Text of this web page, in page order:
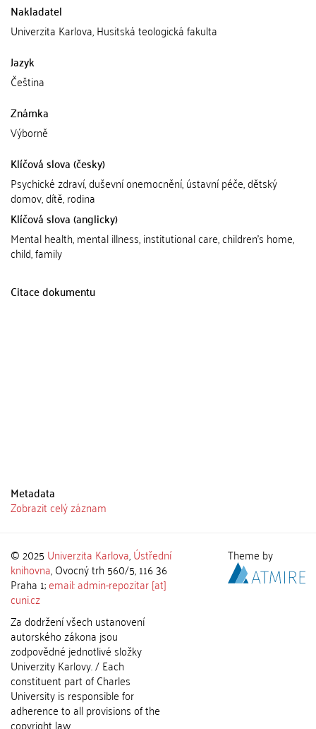
Nakladatel
Univerzita Karlova, Husitská teologická fakulta
Jazyk
Čeština
Známka
Výborně
Klíčová slova (česky)
Psychické zdraví, duševní onemocnění, ústavní péče, dětský
domov, dítě, rodina
Klíčová slova (anglicky)
Mental health, mental illness, institutional care, children's home,
child, family
Citace dokumentu
Metadata
Zobrazit celý záznam
© 2025 Univerzita Karlova,Ústřední
knihovna, Ovocný trh 560/5, 116 36
Praha 1;email: admin-repozitar [at]
cuni.cz
Za dodržení všech ustanovení
autorského zákona jsou
zodpovědné jednotlivé složky
Univerzity Karlovy. / Each
constituent part of Charles
University is responsible for
adherence to all provisions of the
copyright law.
Theme by